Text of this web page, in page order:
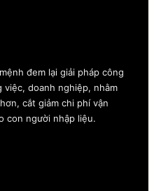
đem lại giải pháp công
doanh nghiệp, nhằm
cắt giảm chi phí vận
con người nhập liệu.